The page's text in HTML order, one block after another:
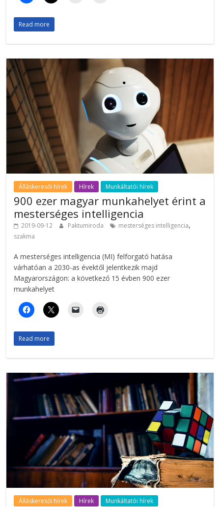
Read more
Álláskeresői hírek Hírek Munkáltatói hírek
900 ezer magyar munkahelyet érint a
mesterséges intelligencia
2019-09-12 Paktumiroda mesterséges intelligencia,
szakma
A mesterséges intelligencia (MI) felforgató hatása
várhatóan a 2030-as évektől jelentkezik majd
Magyarországon: a következő 15 évben 900 ezer
munkahelyet
Read more
Álláskeresői hírek Hírek Munkáltatói hírek